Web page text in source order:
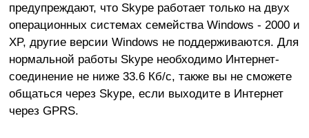
предупреждают, что Skype работает только на двух
операционных системах семейства Windows - 2000 и
XP, другие версии Windows не поддерживаются. Для
нормальной работы Skype необходимо Интернет-
соединение не ниже 33.6 Кб/с, также вы не сможете
общаться через Skype, если выходите в Интернет
через GPRS.